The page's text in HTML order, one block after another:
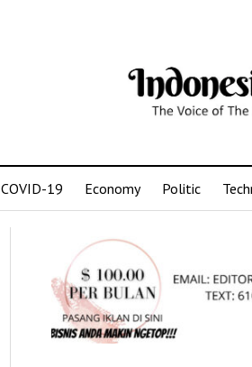
COVID-19 Economy Politic